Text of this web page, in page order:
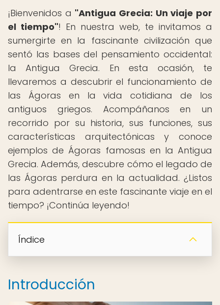
¡Bienvenidos a "Antigua Grecia: Un viaje por
el tiempo"! En nuestra web, te invitamos a
sumergirte en la fascinante civilización que
sentó las bases del pensamiento occidental:
la Antigua Grecia. En esta ocasión, te
llevaremos a descubrir el funcionamiento de
las Ágoras en la vida cotidiana de los
antiguos griegos. Acompáñanos en un
recorrido por su historia, sus funciones, sus
características arquitectónicas y conoce
ejemplos de Ágoras famosas en la Antigua
Grecia. Además, descubre cómo el legado de
las Ágoras perdura en la actualidad. ¿Listos
para adentrarse en este fascinante viaje en el
tiempo? ¡Continúa leyendo!
Índice
Introducción